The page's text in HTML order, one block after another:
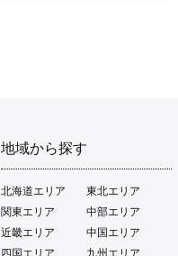
地域から探す
北海道エリア
東北エリア
関東エリア
中部エリア
近畿エリア
中国エリア
四国エリア
九州エリア